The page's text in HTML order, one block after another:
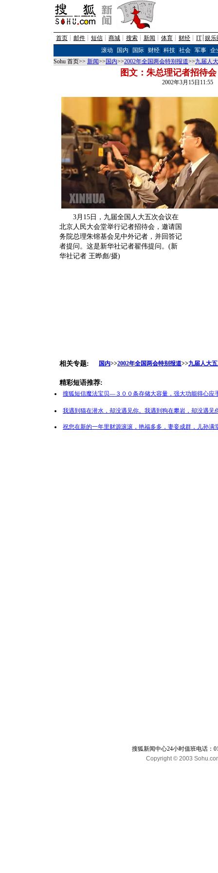
首页 ┊ 邮件 ┊ 短信 ┊ 商城 ┊ 搜索 ┊ 新闻 ┊ 体育 ┊ 财经 ┊ IT┊ 娱乐
滚动
国内 国际| 财经| 科技| 社会| 军事| 企
Sohu 首页>> 新闻>> 国内>>2002年全国两会特别报道>>九届人
图文：朱总理记者招待
2002年3月15日
3月15日，九届全国人大五次会议在
北京人民大会堂举行记者招待会，邀请国
务院总理朱镕基会见中外记者，并回答记
者提问。这是新华社记者翟伟提问。(新
华社记者 王晔彪/摄)
相关专题: 国内>>2002年全国两会特别报道>>九届人大
精彩短语推荐:
搜狐短信魔法宝贝—３００条存储大容量，强大功能得心应
我遇到猫在潜水，却没遇见你。我遇到狗在攀岩，却没遇
祝您在新的一年里财源滚滚，艳福多多，妻妾成群，儿孙
搜狐新闻中心24小时值班电话：
Copyright © 2003